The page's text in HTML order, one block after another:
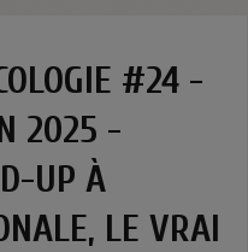
#24 -
2025 -
UP À
LE VRAI